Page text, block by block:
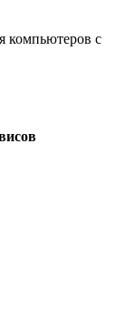
компьютеров с